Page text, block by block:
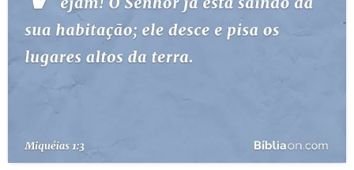
ESBOÇOS DE PREGAÇÃO
TEMAS
TERMO BÍBLICO